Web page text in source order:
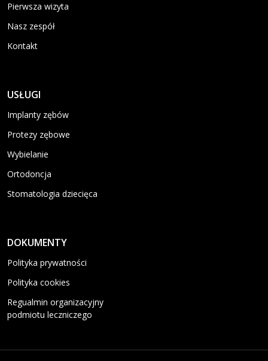
Pierwsza wizyta
Nasz zespół
Kontakt
USŁUGI
Implanty zębów
Protezy zębowe
Wybielanie
Ortodoncja
Stomatologia dziecięca
DOKUMENTY
Polityka prywatności
Polityka cookies
Regualmin organizacyjny
podmiotu leczniczego